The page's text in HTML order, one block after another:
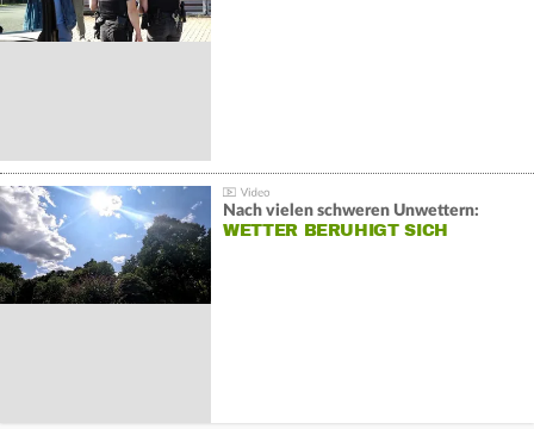
Nach vielen schweren Unwettern:
WETTER BERUHIGT SICH